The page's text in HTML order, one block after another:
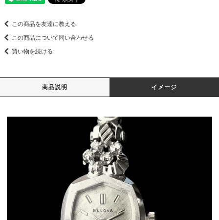
この商品を友達に教える
この商品について問い合わせる
買い物を続ける
商品説明 イメージ